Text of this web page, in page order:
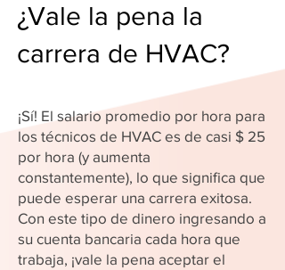
¿Vale la pena la
carrera de HVAC?
¡Sí! El salario promedio por hora para
los técnicos de HVAC es de casi $ 25
por hora (y aumenta
constantemente), lo que significa que
puede esperar una carrera exitosa.
Con este tipo de dinero ingresando a
su cuenta bancaria cada hora que
trabaja, ¡vale la pena aceptar el